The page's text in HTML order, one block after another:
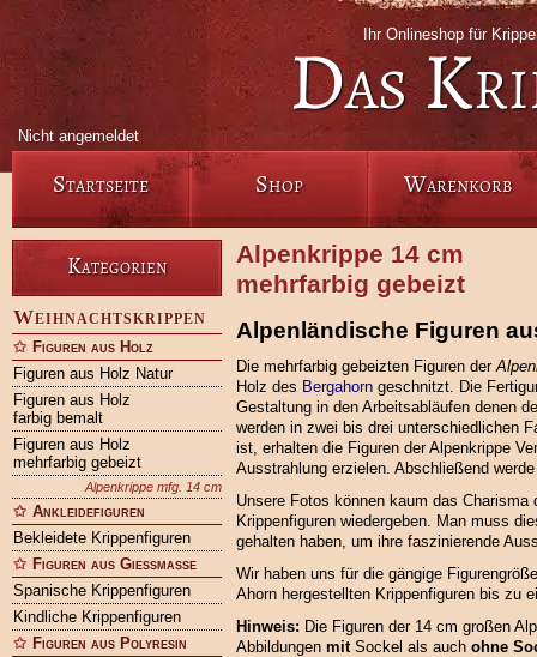
Ihr Onlineshop für
Das
Nicht angemeldet
Startseite Shop Warenkorb
Kategorien
Weihnachtskrippen
Figuren aus Holz
Figuren aus Holz Natur
Figuren aus Holz
farbig bemalt
Figuren aus Holz
mehrfarbig gebeizt
Alpenkrippe mfg. 14 cm
Ankleidefiguren
Bekleidete Krippenfiguren
Figuren aus Gießmasse
Spanische Krippenfiguren
Kindliche Krippenfiguren
Figuren aus Polyresin
Alpenkrippe 14 cm
mehrfarbig gebeizt
Alpenländische Figuren
Die mehrfarbig gebeizten Figuren der
Holz des Bergahorn geschnitzt. Die
Gestaltung in den Arbeitsabläufen denen
werden in zwei bis drei unterschiedlichen
ist, erhalten die Figuren der Alpenkrippe
Ausstrahlung erzielen. Abschließend
Unsere Fotos können kaum das
Krippenfiguren wiedergeben. Man muss
gehalten haben, um ihre faszinierende
Wir haben uns für die gängige
Ahorn hergestellten Krippenfiguren bis zu
Hinweis: Die Figuren der 14 cm großen
Abbildungen mitSockel als auch ohne